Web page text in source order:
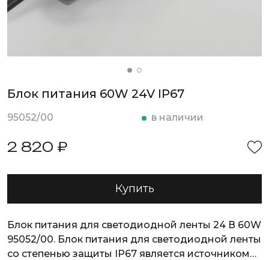
Блок питания 60W 24V IP67
95052/00 в наличии
2 820 ₽
Купить
Блок питания для светодиодной ленты 24 В 60W
95052/00. Блок питания для светодиодной ленты
со степенью защиты IP67 является источником